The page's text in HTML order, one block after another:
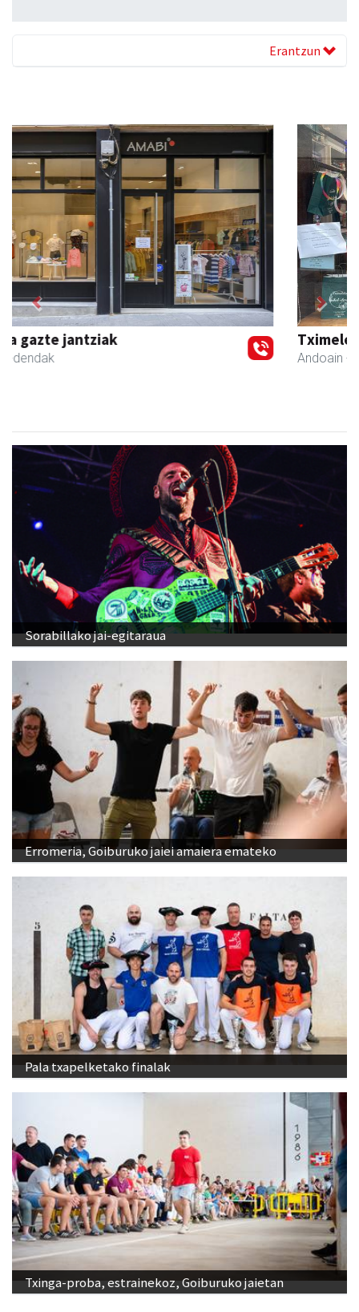
Erantzun
Tximeleta oihal-denda
Andoain
Previous Next
Sorabillako jai-egitaraua
Erromeria, Goiburuko jaiei amaiera emateko
Pala txapelketako finalak
Txinga-proba, estrainekoz, Goiburuko jaietan